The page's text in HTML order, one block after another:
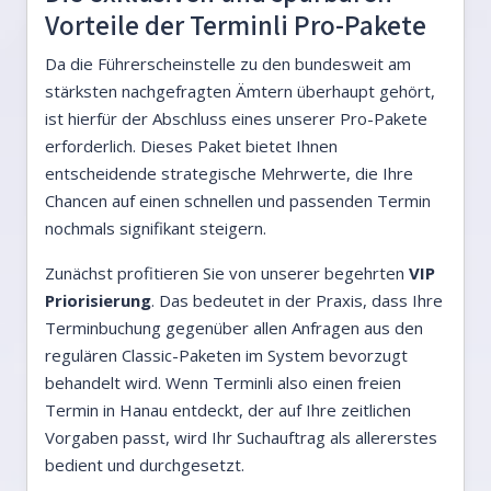
Vorteile der Terminli Pro-Pakete
Da die Führerscheinstelle zu den bundesweit am
stärksten nachgefragten Ämtern überhaupt gehört,
ist hierfür der Abschluss eines unserer Pro-Pakete
erforderlich. Dieses Paket bietet Ihnen
entscheidende strategische Mehrwerte, die Ihre
Chancen auf einen schnellen und passenden Termin
nochmals signifikant steigern.
Zunächst profitieren Sie von unserer begehrten VIP
Priorisierung. Das bedeutet in der Praxis, dass Ihre
Terminbuchung gegenüber allen Anfragen aus den
regulären Classic-Paketen im System bevorzugt
behandelt wird. Wenn Terminli also einen freien
Termin in Hanau entdeckt, der auf Ihre zeitlichen
Vorgaben passt, wird Ihr Suchauftrag als allererstes
bedient und durchgesetzt.